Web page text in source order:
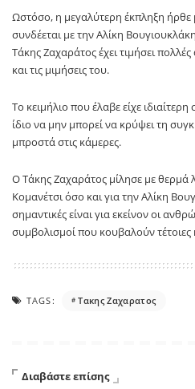
Ωστόσο, η μεγαλύτερη έκπληξη
συνδέεται με την Αλίκη
Τάκης Ζαχαράτος έχει τιμήσει
και τις μιμήσεις του.
Το κειμήλιο που έλαβε είχε
ίδιο να μην μπορεί να κρύψει τη
μπροστά στις κάμερες.
Ο Τάκης Ζαχαράτος μίλησε με θερμά
Κομανέτσι όσο και για την Αλίκη
σημαντικές είναι για εκείνον οι
συμβολισμοί που κουβαλούν τέτοιες
TAGS: Τακης Ζαχαρατος
Διαβάστε επίσης